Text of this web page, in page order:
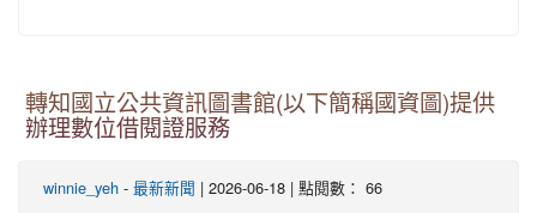
轉知國立公共資訊圖書館(以下簡稱國資圖)提供
辦理數位借閱證服務
winnie_yeh - 最新新聞 | 2026-06-18 | 點閱數： 66